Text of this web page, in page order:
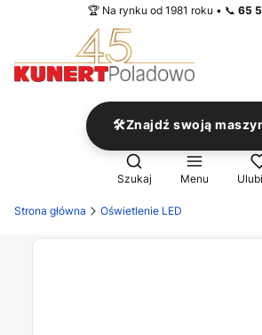
🏆 Na rynku od 1981 roku • 📞 65
🛠️Znajdź swoją
Otwórz wyszukiwarkę
Szukaj Menu
Strona główna Oświetlenie LED